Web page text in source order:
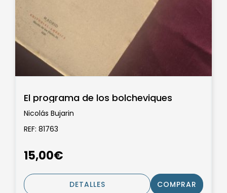
El programa de los bolcheviques
Nicolás Bujarin
REF: 81763
15,00€
DETALLES COMPRAR